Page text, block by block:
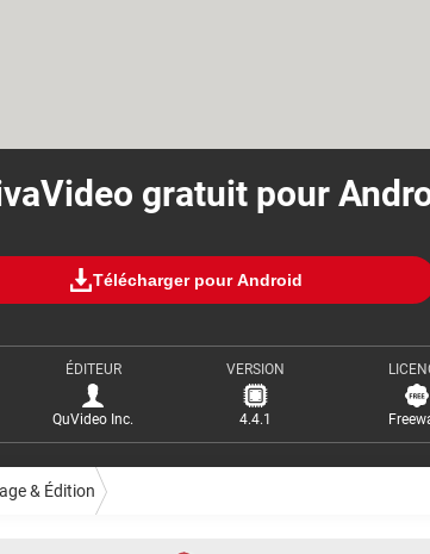
gratuit pour
Télécharger pour Android
ÉDITEUR
QuVideo Inc.
VERSION
4.4.1
& Édition